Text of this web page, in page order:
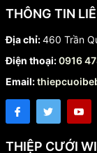
THÔNG TIN
Địa chỉ:460 Trần
Điện thoại:0916
Email:
THIỆP CƯỚI